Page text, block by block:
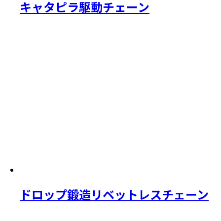
キャタピラ駆動チェーン
ドロップ鍛造リベットレスチェーン